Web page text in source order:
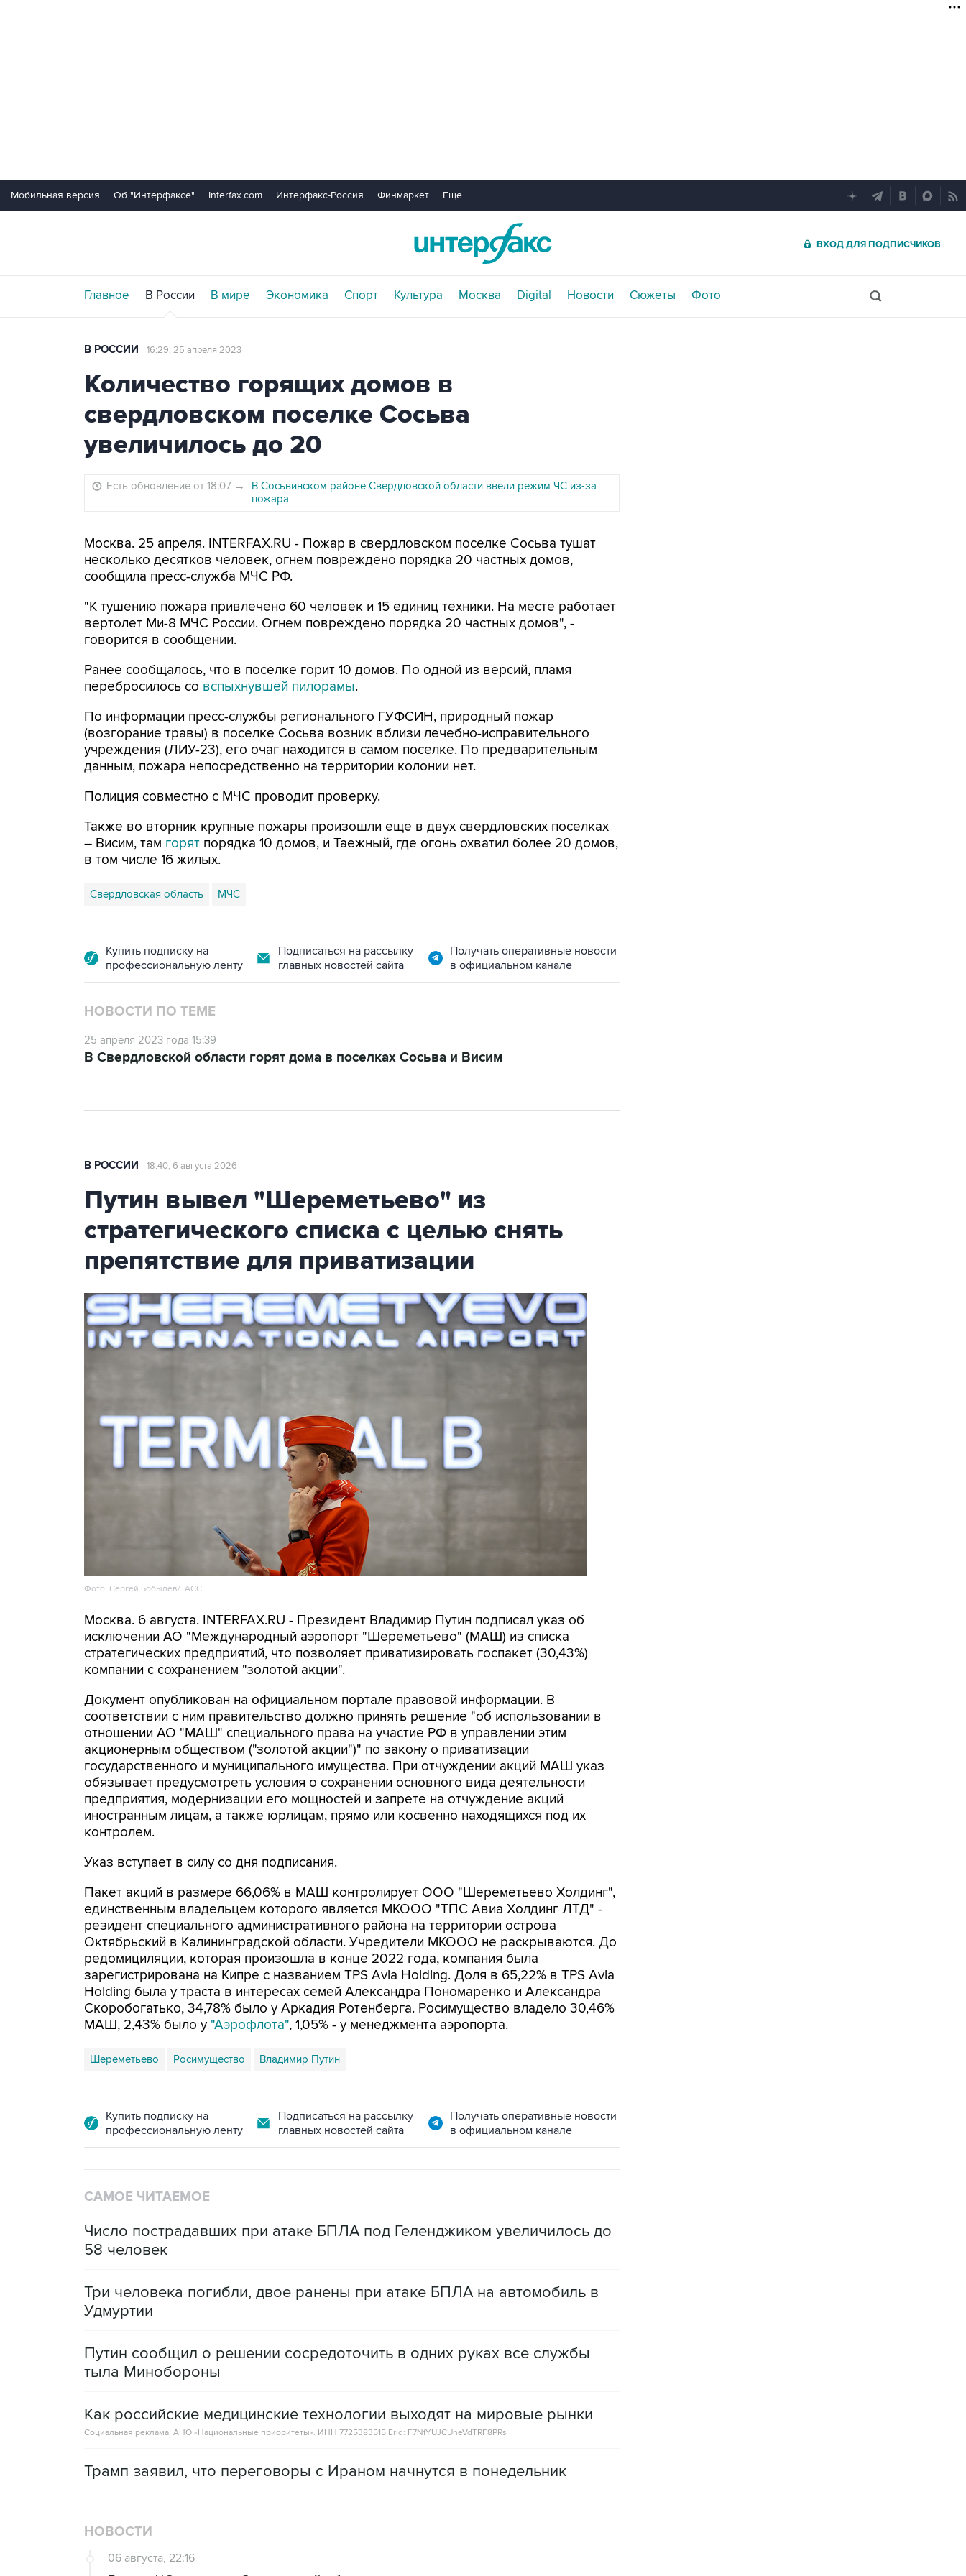
Мобильная версия Об "Интерфаксе" Interfax.com Интерфакс-Россия Финмаркет Еще...
ВХОД ДЛЯ ПОДПИСЧИКОВ
Главное В России В мире Экономика Спорт Культура Москва Digital Новости Сюжеты Фото
В РОССИИ 16:29, 25 апреля 2023
Количество горящих домов в
свердловском поселке Сосьва
увеличилось до 20
Есть обновление от 18:07 →
В Сосьвинском районе Свердловской области ввели режим ЧС из-за
пожара
Москва. 25 апреля. INTERFAX.RU - Пожар в свердловском поселке Сосьва тушат
несколько десятков человек, огнем повреждено порядка 20 частных домов,
сообщила пресс-служба МЧС РФ.
"К тушению пожара привлечено 60 человек и 15 единиц техники. На месте работает
вертолет Ми-8 МЧС России. Огнем повреждено порядка 20 частных домов", -
говорится в сообщении.
Ранее сообщалось, что в поселке горит 10 домов. По одной из версий, пламя
перебросилось со вспыхнувшей пилорамы.
По информации пресс-службы регионального ГУФСИН, природный пожар
(возгорание травы) в поселке Сосьва возник вблизи лечебно-исправительного
учреждения (ЛИУ-23), его очаг находится в самом поселке. По предварительным
данным, пожара непосредственно на территории колонии нет.
Полиция совместно с МЧС проводит проверку.
Также во вторник крупные пожары произошли еще в двух свердловских поселках
– Висим, там горят порядка 10 домов, и Таежный, где огонь охватил более 20 домов,
в том числе 16 жилых.
Свердловская область МЧС
Купить подписку на
профессиональную ленту
Подписаться на рассылку
главных новостей сайта
Получать оперативные новости
в официальном канале
НОВОСТИ ПО ТЕМЕ
25 апреля 2023 года 15:39
В Свердловской области горят дома в поселках Сосьва и Висим
В РОССИИ 18:40, 6 августа 2026
Путин вывел "Шереметьево" из
стратегического списка с целью снять
препятствие для приватизации
Фото: Сергей Бобылев/ТАСС
Москва. 6 августа. INTERFAX.RU - Президент Владимир Путин подписал указ об
исключении АО "Международный аэропорт "Шереметьево" (МАШ) из списка
стратегических предприятий, что позволяет приватизировать госпакет (30,43%)
компании с сохранением "золотой акции".
Документ опубликован на официальном портале правовой информации. В
соответствии с ним правительство должно принять решение "об использовании в
отношении АО "МАШ" специального права на участие РФ в управлении этим
акционерным обществом ("золотой акции")" по закону о приватизации
государственного и муниципального имущества. При отчуждении акций МАШ указ
обязывает предусмотреть условия о сохранении основного вида деятельности
предприятия, модернизации его мощностей и запрете на отчуждение акций
иностранным лицам, а также юрлицам, прямо или косвенно находящихся под их
контролем.
Указ вступает в силу со дня подписания.
Пакет акций в размере 66,06% в МАШ контролирует ООО "Шереметьево Холдинг",
единственным владельцем которого является МКООО "ТПС Авиа Холдинг ЛТД" -
резидент специального административного района на территории острова
Октябрьский в Калининградской области. Учредители МКООО не раскрываются. До
редомициляции, которая произошла в конце 2022 года, компания была
зарегистрирована на Кипре с названием TPS Avia Holding. Доля в 65,22% в TPS Avia
Holding была у траста в интересах семей Александра Пономаренко и Александра
Скоробогатько, 34,78% было у Аркадия Ротенберга. Росимущество владело 30,46%
МАШ, 2,43% было у "Аэрофлота", 1,05% - у менеджмента аэропорта.
Шереметьево Росимущество Владимир Путин
Купить подписку на
профессиональную ленту
Подписаться на рассылку
главных новостей сайта
Получать оперативные новости
в официальном канале
САМОЕ ЧИТАЕМОЕ
Число пострадавших при атаке БПЛА под Геленджиком увеличилось до
58 человек
Три человека погибли, двое ранены при атаке БПЛА на автомобиль в
Удмуртии
Путин сообщил о решении сосредоточить в одних руках все службы
тыла Минобороны
Как российские медицинские технологии выходят на мировые рынки
Социальная реклама, АНО «Национальные приоритеты». ИНН 7725383515 Erid: F7NfYUJCUneVdTRF8PRs
Трамп заявил, что переговоры с Ираном начнутся в понедельник
НОВОСТИ
06 августа, 22:16